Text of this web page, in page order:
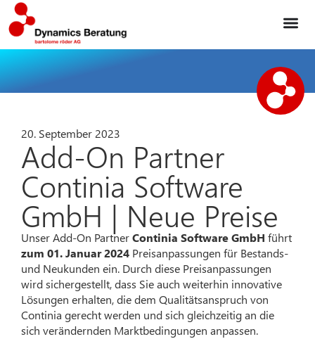
20. September 2023
Add-On Partner
Continia Software
GmbH | Neue Preise
Unser Add-On PartnerContinia Software GmbH führt
zum 01. Januar 2024 Preisanpassungen für Bestands-
und Neukunden ein. Durch diese Preisanpassungen
wird sichergestellt, dass Sie auch weiterhin innovative
Lösungen erhalten, die dem Qualitätsanspruch von
Continia gerecht werden und sich gleichzeitig an die
sich verändernden Marktbedingungen anpassen.